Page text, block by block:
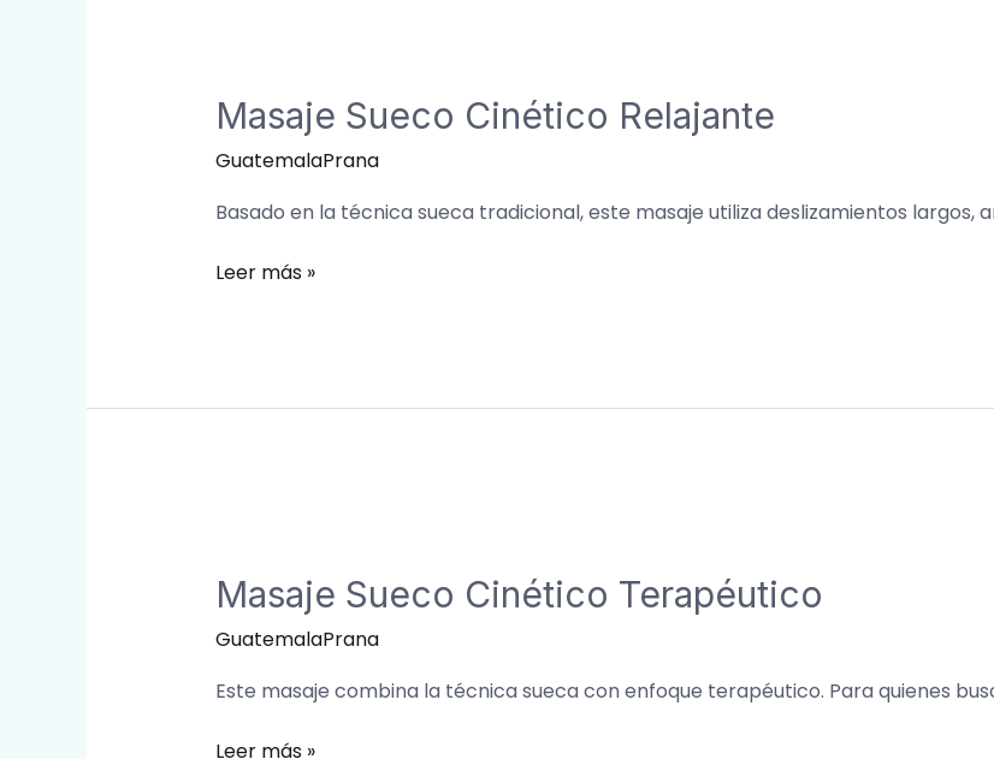
Masaje Sueco Cinético Relajante
GuatemalaPrana
Basado en la técnica sueca tradicional, este masaje utiliza deslizamientos largos,
Cinético
Leer más »
Masaje Sueco Cinético Terapéutico
GuatemalaPrana
Este masaje combina la técnica sueca con enfoque terapéutico. Para quienes
Cinético
Terapéutico
Leer más »